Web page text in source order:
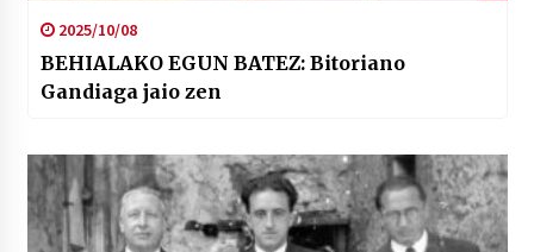
2025/10/08
BEHIALAKO EGUN BATEZ: Bitoriano
Gandiaga jaio zen